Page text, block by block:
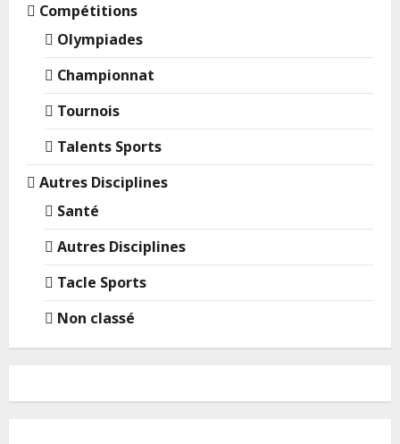
Compétitions
Olympiades
Championnat
Tournois
Talents Sports
Autres Disciplines
Santé
Autres Disciplines
Tacle Sports
Non classé